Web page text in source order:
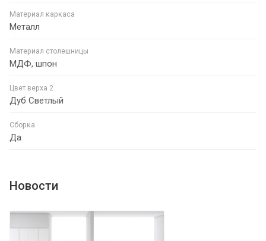
Материал каркаса
Металл
Материал столешницы
МДФ, шпон
Цвет верха 2
Дуб Светлый
Сборка
Да
Новости